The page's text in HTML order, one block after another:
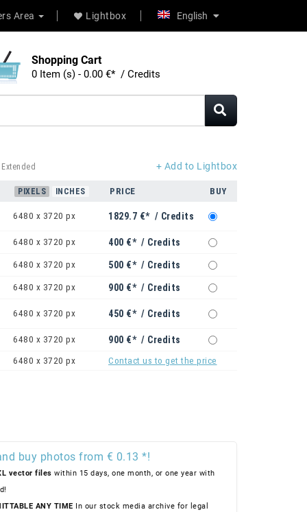
Area Lightbox English
Shopping Cart
0 Item (s) - 0.00 €* / Credits
+ Add to Lightbox
PIXELS INCHES PRICE BUY
6480 x 3720 px 1829.7 €* / Credits
6480 x 3720 px 400 €* / Credits
6480 x 3720 px 500 €* / Credits
6480 x 3720 px 900 €* / Credits
6480 x 3720 px 450 €* / Credits
6480 x 3720 px 900 €* / Credits
6480 x 3720 px Contact us to get the price
buy photos from € 0.13 *!
vector files within 15 days, one month, or one year with
ANY TIME In our stock media archive for legal